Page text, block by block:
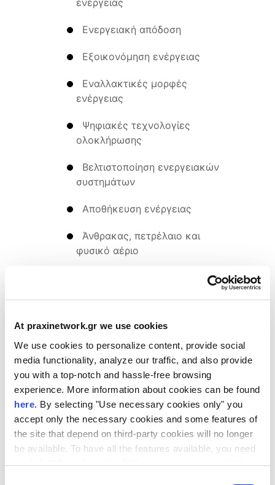
At praxinetwork.gr we use cookies
We use cookies to personalize content, provide social
media functionality, analyze our traffic, and also provide
you with a top-notch and hassle-free browsing
experience. More information about cookies can be found
here. By selecting "Use necessary cookies only" you
accept only the necessary cookies and some features of
the site that depend on third-party cookies will no longer
be available. To have all the features available, you need
to click "Allow all cookies". You can at any time edit the
ενέργειας
Ενεργειακή απόδοση
Εξοικονόμηση ενέργειας
Εναλλακτικές μορφές
ενέργειας
Ψηφιακές τεχνολογίες
ολοκλήρωσης
Βελτιστοποίηση ενεργειακών
συστημάτων
Αποθήκευση ενέργειας
Άνθρακας, πετρέλαιο και
φυσικό αέριο
μετάδοση και μετατροπή
Πυρηνική ενέργεια
Οφέλη συμμετοχής
Οι συμμετέχοντες θα έχουν τη δυνατότητα
να προσεγγίσουν νέους συνεργάτες και
πελάτες, να εντοπίσουν καινοτόμες
τεχνολογίες και προϊόντα, να διευρύνουν